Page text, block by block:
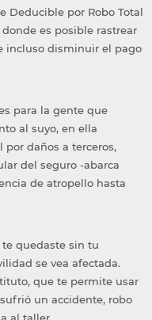
Deducible por Robo Total
es posible rastrear
incluso disminuir el pago
para la gente que
al suyo, en ella
daños a terceros,
del seguro -abarca
de atropello hasta
te quedaste sin tu
se vea afectada.
que te permite usar
un accidente, robo